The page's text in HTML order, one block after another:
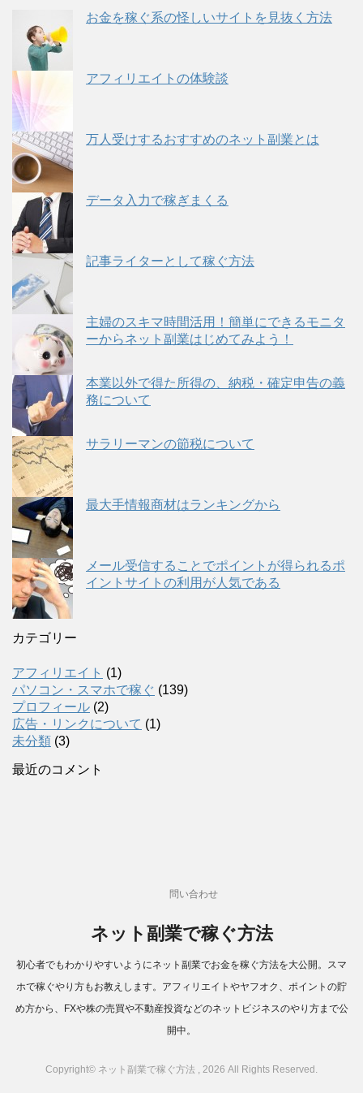
お金を稼ぐ系の怪しいサイトを見抜く方法
アフィリエイトの体験談
万人受けするおすすめのネット副業とは
データ入力で稼ぎまくる
記事ライターとして稼ぐ方法
主婦のスキマ時間活用！簡単にできるモニタ
ーからネット副業はじめてみよう！
本業以外で得た所得の、納税・確定申告の義
務について
サラリーマンの節税について
最大手情報商材はランキングから
メール受信することでポイントが得られるポ
イントサイトの利用が人気である
カテゴリー
アフィリエイト (1)
パソコン・スマホで稼ぐ (139)
プロフィール (2)
広告・リンクについて (1)
未分類 (3)
最近のコメント
問い合わせ
ネット副業で稼ぐ方法
初心者でもわかりやすいようにネット副業でお金を稼ぐ方法を大公開。スマ
ホで稼ぐやり方もお教えします。アフィリエイトやヤフオク、ポイントの貯
め方から、FXや株の売買や不動産投資などのネットビジネスのやり方まで公
開中。
Copyright© ネット副業で稼ぐ方法 , 2026 All Rights Reserved.